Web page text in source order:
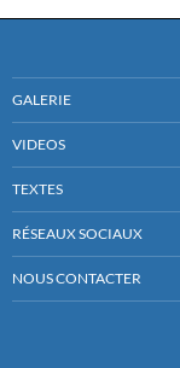
GALERIE
VIDEOS
TEXTES
RÉSEAUX SOCIAUX
NOUS CONTACTER